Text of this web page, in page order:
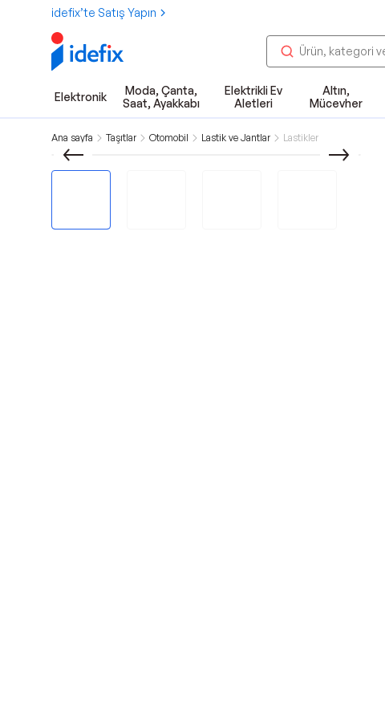
idefix’te Satış Yapın
Elektronik
Moda, Çanta,
Saat, Ayakkabı
Elektrikli Ev
Aletleri
Altın,
Mücevher
Ana sayfa Taşıtlar Otomobil Lastik ve Jantlar Lastikler